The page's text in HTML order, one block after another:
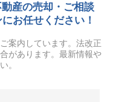
産の売却・ご相談
お任せください！
案内しています。法改正
があります。最新情報や
。